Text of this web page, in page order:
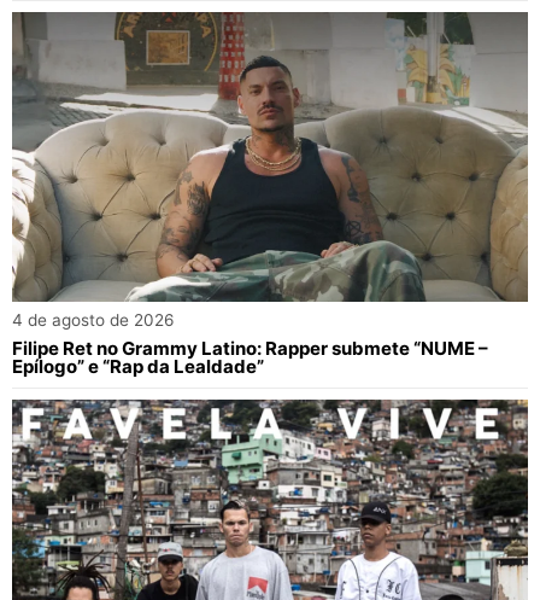
4 de agosto de 2026
Filipe Ret no Grammy Latino: Rapper submete “NUME –
Epílogo” e “Rap da Lealdade”